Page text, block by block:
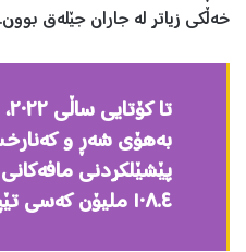
خەڵکی زیاتر لە جاران جێلەق بوون.
بەهۆی شەڕ و
پێشێلکردنی
١٠٨.٤ ملیۆن کەسی تێپه‌ڕاندووه‌.